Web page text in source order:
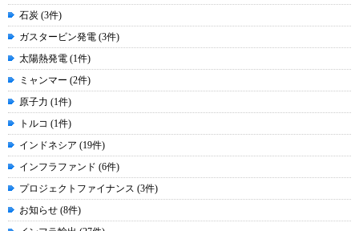
石炭 (3件)
ガスタービン発電 (3件)
太陽熱発電 (1件)
ミャンマー (2件)
原子力 (1件)
トルコ (1件)
インドネシア (19件)
インフラファンド (6件)
プロジェクトファイナンス (3件)
お知らせ (8件)